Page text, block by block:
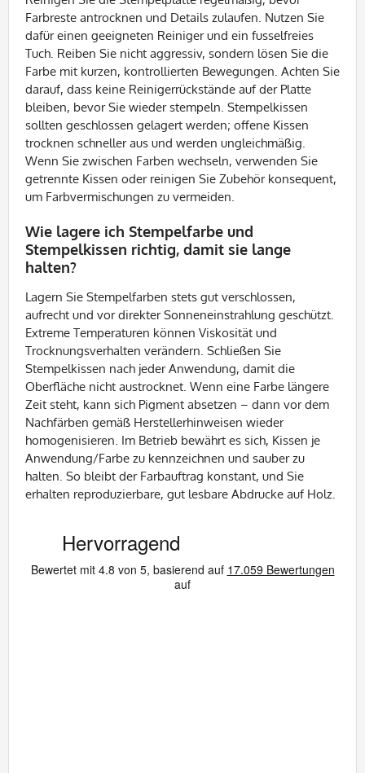
Farbreste antrocknen und Details zulaufen. Nutzen Sie
dafür einen geeigneten Reiniger und ein fusselfreies
Tuch. Reiben Sie nicht aggressiv, sondern lösen Sie die
Farbe mit kurzen, kontrollierten Bewegungen. Achten Sie
darauf, dass keine Reinigerrückstände auf der Platte
bleiben, bevor Sie wieder stempeln. Stempelkissen
sollten geschlossen gelagert werden; offene Kissen
trocknen schneller aus und werden ungleichmäßig.
Wenn Sie zwischen Farben wechseln, verwenden Sie
getrennte Kissen oder reinigen Sie Zubehör konsequent,
um Farbvermischungen zu vermeiden.
Wie lagere ich Stempelfarbe und
Stempelkissen richtig, damit sie lange
halten?
Lagern Sie Stempelfarben stets gut verschlossen,
aufrecht und vor direkter Sonneneinstrahlung geschützt.
Extreme Temperaturen können Viskosität und
Trocknungsverhalten verändern. Schließen Sie
Stempelkissen nach jeder Anwendung, damit die
Oberfläche nicht austrocknet. Wenn eine Farbe längere
Zeit steht, kann sich Pigment absetzen – dann vor dem
Nachfärben gemäß Herstellerhinweisen wieder
homogenisieren. Im Betrieb bewährt es sich, Kissen je
Anwendung/Farbe zu kennzeichnen und sauber zu
halten. So bleibt der Farbauftrag konstant, und Sie
erhalten reproduzierbare, gut lesbare Abdrucke auf Holz.